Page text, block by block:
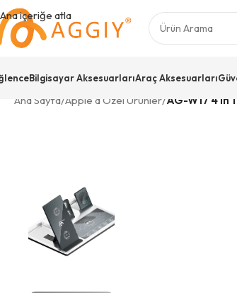
Ana içeriğe atla
Bilgisayar AksesuarlarıAraç Aksesuarları
Ana Sayfa/Apple'a Özel Ürünler/AG-W17 4 in